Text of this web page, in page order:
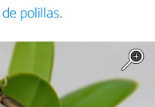
polillas.